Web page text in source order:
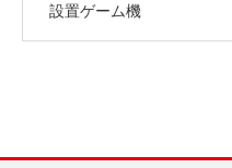
設置ゲーム機